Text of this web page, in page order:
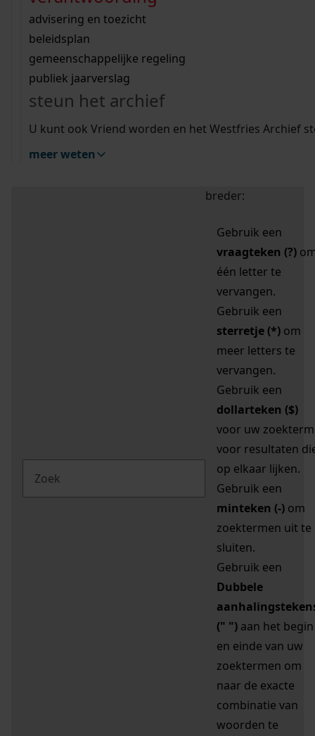
bouwvergunningen
omgevingsvergunningen
vergunningen
beeld en geluid
uitleg nodig?
Wij helpen u op weg met een aantal zoektips.
bekijk alle zoektips
Wij helpen u op weg met een aantal zoektips.
bekijk alle zoektips
bekijk ons geschiedenislokaal
advisering en toezicht
beleidsplan
gemeenschappelijke regeling
publiek jaarverslag
steun het archief
U kunt ook Vriend worden en het Westfries Archief
meer weten
zoektips
Mijn Studiezaal (inloggen)
uw zoekopdracht te
breder:
Gebruik een
vraagteken (?)
één letter te
vervangen.
Gebruik een
sterretje (*) om
meer letters te
vervangen.
Gebruik een
dollarteken ($)
voor uw zoekterm
voor resultaten
op elkaar lijken.
Gebruik een
minteken (-) om
zoektermen uit te
sluiten.
Gebruik een
Dubbele
(" ") aan het begin
en einde van uw
zoektermen om
naar de exacte
combinatie van
woorden te